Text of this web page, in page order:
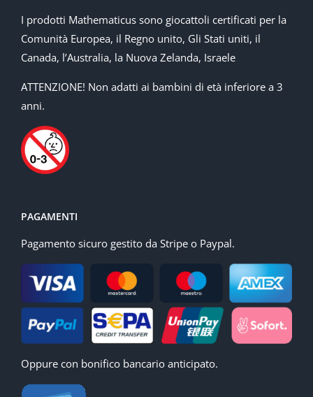
I prodotti Mathematicus sono giocattoli certificati per la
Comunità Europea, il Regno unito, Gli Stati uniti, il
Canada, l’Australia, la Nuova Zelanda, Israele
ATTENZIONE! Non adatti ai bambini di età inferiore a 3
anni.
PAGAMENTI
Pagamento sicuro gestito da Stripe o Paypal.
Oppure con bonifico bancario anticipato.